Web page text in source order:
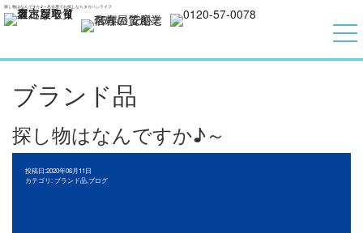
探し物はなんですか♪～名古屋でお探しならタカハシライフ
ブランド品
探し物はなんですか♪～
投稿日:2020年06月11日
カテゴリ:ブランド品ブログ